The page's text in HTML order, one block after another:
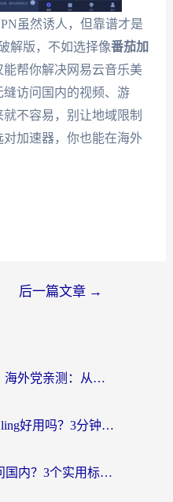
虽然诱人，但靠谱才是
解版，不如选择像番茄加
帮你解决网易云音乐美
访问国内的视频、游
不容易，别让地域限制
加速器，你也能在海外
后一篇文章 →
如何翻墙到中国免费？海外党亲测：从踩坑到选对加速器的全攻略
海外党必看：云极和Bling好用吗？3分钟教你选对回国加速器
从澳门用什么VPN访问国内？3个实用标准帮你避开坑，无缝刷剧听歌